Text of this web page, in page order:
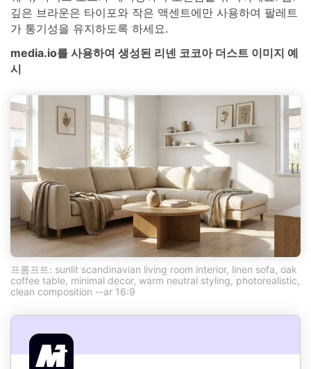
깊은 브라운은 타이포와 작은 액센트에만 사용하여 팔레트
가 통기성을 유지하도록 하세요.
media.io를 사용하여 생성된 리넨 코코아 더스트 이미지 예
시
프롬프트: sunlit scandinavian living room interior, linen sofa, oak
coffee table, minimal decor, warm neutral styling, photorealistic,
clean composition --ar 16:9